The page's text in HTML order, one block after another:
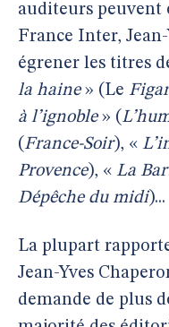
auditeurs peuvent
France Inter,
égrener les titres
la haine» (Le
à l’ignoble» (
(France-Soir), «
Provence), « La
Dépêche du midi)...
La plupart
Jean-Yves
demande de plus